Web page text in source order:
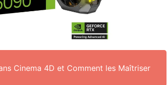
Cinema 4D et Comment les Maîtriser